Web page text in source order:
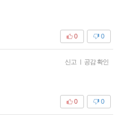
0
0
신고 | 공감 확인
0
0